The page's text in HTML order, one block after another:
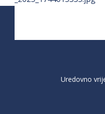
Uredovno